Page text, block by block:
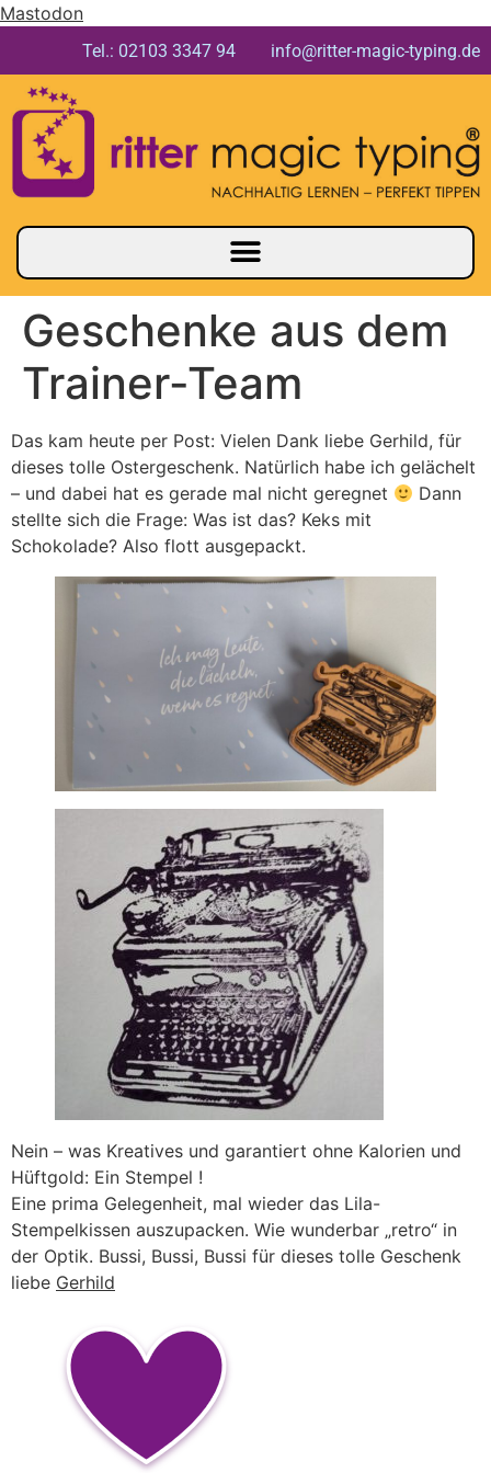
Mastodon
Tel.: 02103 3347 94 info@ritter-magic-typing.de
Geschenke aus dem
Trainer-Team
Das kam heute per Post: Vielen Dank liebe Gerhild, für
dieses tolle Ostergeschenk. Natürlich habe ich gelächelt
– und dabei hat es gerade mal nicht geregnet
Dann
stellte sich die Frage: Was ist das? Keks mit
Schokolade? Also flott ausgepackt.
Nein – was Kreatives und garantiert ohne Kalorien und
Hüftgold: Ein Stempel !
Eine prima Gelegenheit, mal wieder das Lila-
Stempelkissen auszupacken. Wie wunderbar „retro“ in
der Optik. Bussi, Bussi, Bussi für dieses tolle Geschenk
liebe Gerhild